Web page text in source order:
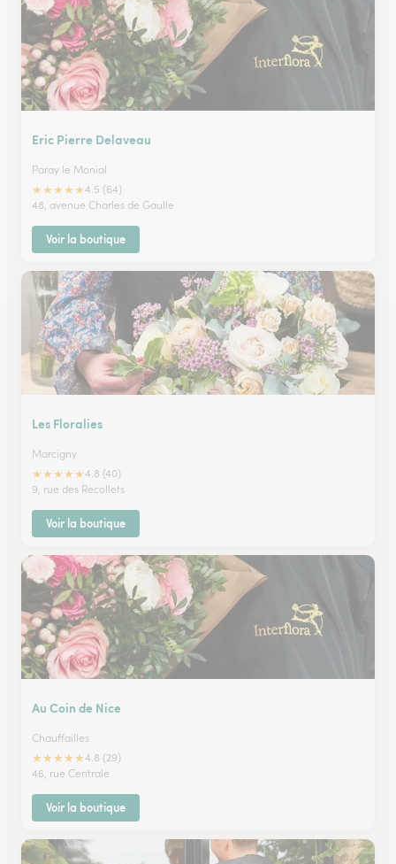
Eric Pierre Delaveau
Paray le Monial
★★★★★4.5 (64)
48, avenue Charles de Gaulle
Voir la boutique
Les Floralies
Marcigny
★★★★★4.8 (40)
9, rue des Recollets
Voir la boutique
Au Coin de Nice
Chauffailles
★★★★★4.8 (29)
46, rue Centrale
Voir la boutique